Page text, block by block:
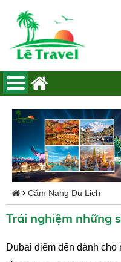
Cẩm Nang Du Lịch
Trải nghiệm những
Dubai điểm đến dành